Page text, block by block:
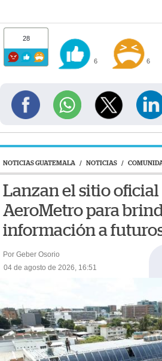
28
6 6
NOTICIAS GUATEMALA / NOTICIAS /
Lanzan el sitio oficial
AeroMetro para
información a
Por Geber Osorio
04 de agosto de 2026, 16:51